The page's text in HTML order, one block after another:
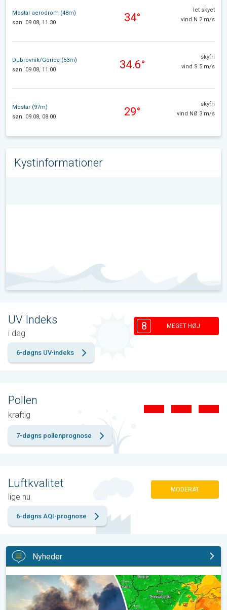
Mostar aerodrom (48m)
søn. 09.08, 11.30
34°
let skyet
vind N 2 m/s
Dubrovnik/Gorica (53m)
søn. 09.08, 11.00
34.6°
skyfri
vind S 5 m/s
Mostar (97m)
søn. 09.08, 08.00
29°
skyfri
vind NØ 3 m/s
Kystinformationer
UV Indeks
i dag
8 MEGET HØJ
6-døgns UV-indeks
Pollen
kraftig
7-døgns pollenprognose
Luftkvalitet
lige nu
MODERAT
6-døgns AQI-prognose
Nyheder
Skovbrande hærger også i Sydøsteuropa. Hed varme og